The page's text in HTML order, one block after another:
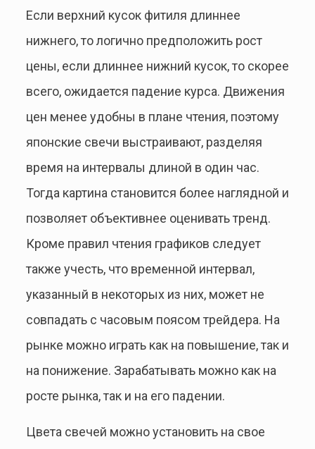
Если верхний кусок фитиля длиннее
нижнего, то логично предположить рост
цены, если длиннее нижний кусок, то скорее
всего, ожидается падение курса. Движения
цен менее удобны в плане чтения, поэтому
японские свечи выстраивают, разделяя
время на интервалы длиной в один час.
Тогда картина становится более наглядной и
позволяет объективнее оценивать тренд.
Кроме правил чтения графиков следует
также учесть, что временной интервал,
указанный в некоторых из них, может не
совпадать с часовым поясом трейдера. На
рынке можно играть как на повышение, так и
на понижение. Зарабатывать можно как на
росте рынка, так и на его падении.
Цвета свечей можно установить на свое